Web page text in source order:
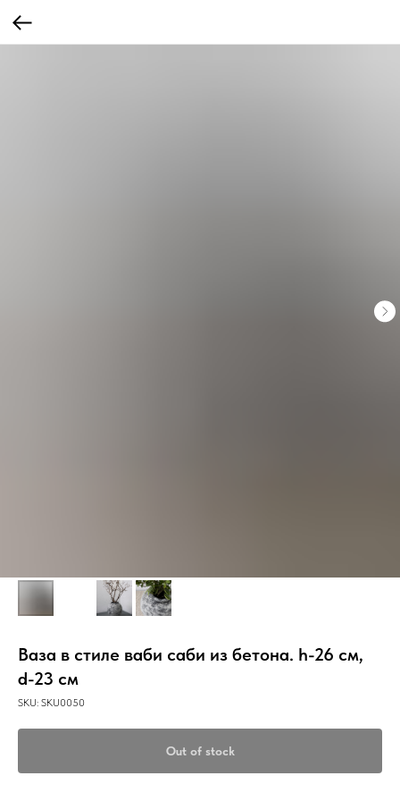
Ваза в стиле ваби саби из бетона. h-26 см,
d-23 см
SKU: SKU0050
Out of stock